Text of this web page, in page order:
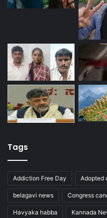
Tags
Addiction Free Day Adopted
belagavi news Congress
Havyaka habba Kannada